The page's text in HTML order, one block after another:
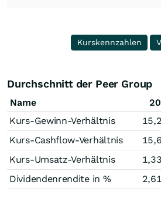
Kurskennzahlen
Durchschnitt der Peer Group
Name
Kurs-Gewinn-Verhältnis
Kurs-Cashflow-Verhältnis
Kurs-Umsatz-Verhältnis
Dividendenrendite in %